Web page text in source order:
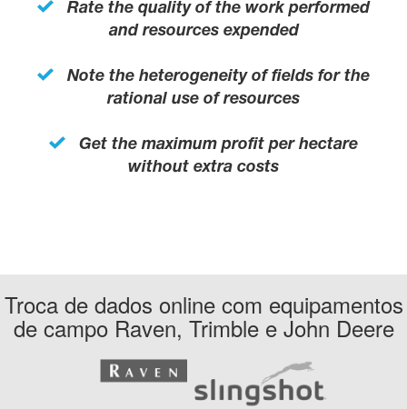
Rate the quality of the work performed
and resources expended
Note the heterogeneity of fields for the
rational use of resources
Get the maximum profit per hectare
without extra costs
Troca de dados online com equipamentos
de campo Raven, Trimble e John Deere